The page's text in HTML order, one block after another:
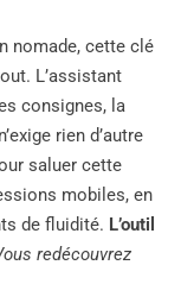
nomade, cette clé
L’assistant
consignes, la
rien d’autre
saluer cette
mobiles, en
de fluidité. L’outil
redécouvrez